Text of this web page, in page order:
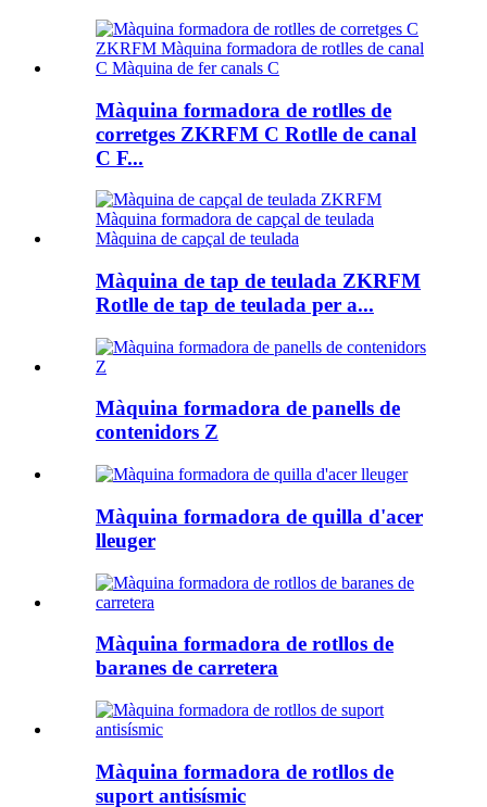
Màquina formadora de rotlles de
corretges ZKRFM C Rotlle de canal
C F...
Màquina de tap de teulada ZKRFM
Rotlle de tap de teulada per a...
Màquina formadora de panells de
contenidors Z
Màquina formadora de quilla d'acer
lleuger
Màquina formadora de rotllos de
baranes de carretera
Màquina formadora de rotllos de
suport antisísmic